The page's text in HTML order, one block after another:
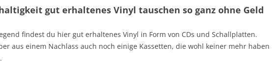
gut erhaltenes Vinyl tauschen so ganz ohne Geld
findest du hier gut erhaltenes Vinyl in Form von CDs und Schallplatten.
aus einem Nachlass auch noch einige Kassetten, die wohl keiner mehr haben